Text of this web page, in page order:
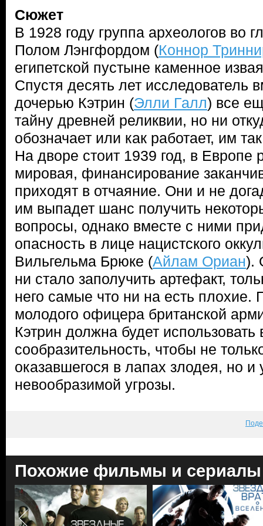
Сюжет
В 1928 году группа археологов во
Полом Лэнгфордом (Коннор
египетской пустыне каменное
Спустя десять лет исследователь
дочерью Кэтрин (Элли Галл) все
тайну древней реликвии, но ни
обозначает или как работает, им
На дворе стоит 1939 год, в Европе
мировая, финансирование
приходят в отчаяние. Они и не
им выпадет шанс получить
вопросы, однако вместе с ними
опасность в лице нацистского
Вильгельма Брюке (Айлам Ориан).
ни стало заполучить артефакт,
него самые что ни на есть плохие.
молодого офицера британской
Кэтрин должна будет использовать
сообразительность, чтобы не
оказавшегося в лапах злодея, но
невообразимой угрозы.
Похожие фильмы и сериалы